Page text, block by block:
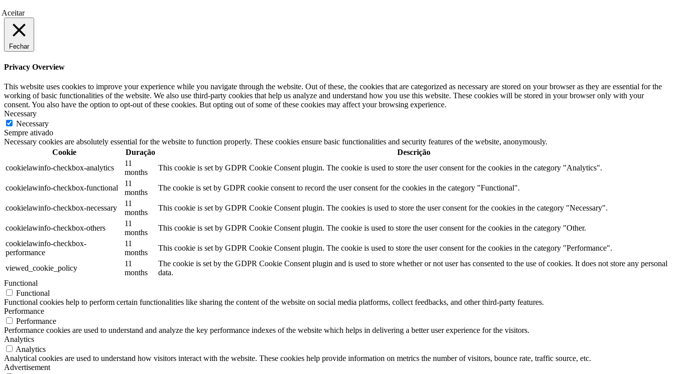
Aceitar
Fechar
Privacy Overview
This website uses cookies to improve your experience while you navigate through the website. Out of these, the cookies that are categorized as necessary are stored on your browser as they are essential for the
working of basic functionalities of the website. We also use third-party cookies that help us analyze and understand how you use this website. These cookies will be stored in your browser only with your
consent. You also have the option to opt-out of these cookies. But opting out of some of these cookies may affect your browsing experience.
Necessary
Necessary
Sempre ativado
Necessary cookies are absolutely essential for the website to function properly. These cookies ensure basic functionalities and security features of the website, anonymously.
Cookie
Duração
Descrição
cookielawinfo-checkbox-analytics
11
months
This cookie is set by GDPR Cookie Consent plugin. The cookie is used to store the user consent for the cookies in the category "Analytics".
cookielawinfo-checkbox-functional
11
months
The cookie is set by GDPR cookie consent to record the user consent for the cookies in the category "Functional".
cookielawinfo-checkbox-necessary
11
months
This cookie is set by GDPR Cookie Consent plugin. The cookies is used to store the user consent for the cookies in the category "Necessary".
cookielawinfo-checkbox-others
11
months
This cookie is set by GDPR Cookie Consent plugin. The cookie is used to store the user consent for the cookies in the category "Other.
cookielawinfo-checkbox-
performance
11
months
This cookie is set by GDPR Cookie Consent plugin. The cookie is used to store the user consent for the cookies in the category "Performance".
viewed_cookie_policy
11
months
The cookie is set by the GDPR Cookie Consent plugin and is used to store whether or not user has consented to the use of cookies. It does not store any personal
data.
Functional
Functional
Functional cookies help to perform certain functionalities like sharing the content of the website on social media platforms, collect feedbacks, and other third-party features.
Performance
Performance
Performance cookies are used to understand and analyze the key performance indexes of the website which helps in delivering a better user experience for the visitors.
Analytics
Analytics
Analytical cookies are used to understand how visitors interact with the website. These cookies help provide information on metrics the number of visitors, bounce rate, traffic source, etc.
Advertisement